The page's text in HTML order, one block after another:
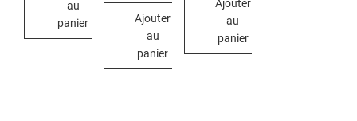
au
panier
était :
23,000 د.ت.
est :
15,000 د.ت.
Ajouter
au
panier
Ajouter
au
panier